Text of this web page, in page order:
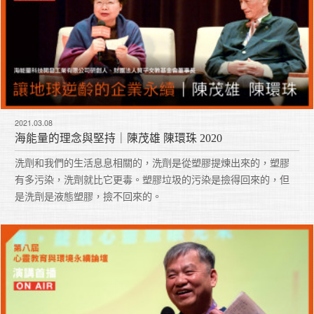
2021.03.08
海能量的理念與堅持｜陳茂雄 陳環珠 2020
洗劑和我們的生活息息相關的，洗劑是從塑膠提煉出來的，塑膠
有多污染，洗劑就比它更毒。塑膠垃圾的污染是撿得回來的，但
是洗劑是液態塑膠，撿不回來的。